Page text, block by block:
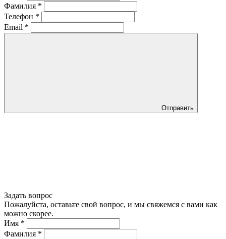
Фамилия *
Телефон *
Email *
Отправить
Задать вопрос
Пожалуйста, оставьте свой вопрос, и мы свяжемся с вами как
можно скорее.
Имя *
Фамилия *